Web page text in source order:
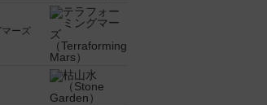
ーズ